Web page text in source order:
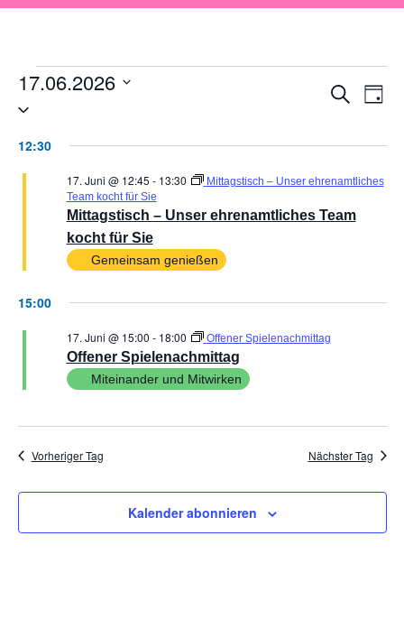
Suche
Tag
17.06.2026
Datum
12:30
Mittagstisch – Unser ehrenamtliches Team
kocht für Sie
17. Juni @ 12:45 - 13:30
Mittagstisch – Unser ehrenamtliches
Team kocht für Sie
Gemeinsam genießen
15:00
Offener Spielenachmittag
17. Juni @ 15:00 - 18:00 Offener Spielenachmittag
Miteinander und Mitwirken
Vorheriger Tag Nächster Tag
Kalender abonnieren